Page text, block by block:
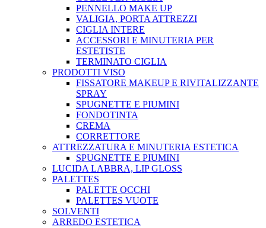
PENNELLO MAKE UP
VALIGIA, PORTA ATTREZZI
CIGLIA INTERE
ACCESSORI E MINUTERIA PER
ESTETISTE
TERMINATO CIGLIA
PRODOTTI VISO
FISSATORE MAKEUP E RIVITALIZZANTE
SPRAY
SPUGNETTE E PIUMINI
FONDOTINTA
CREMA
CORRETTORE
ATTREZZATURA E MINUTERIA ESTETICA
SPUGNETTE E PIUMINI
LUCIDA LABBRA, LIP GLOSS
PALETTES
PALETTE OCCHI
PALETTES VUOTE
SOLVENTI
ARREDO ESTETICA